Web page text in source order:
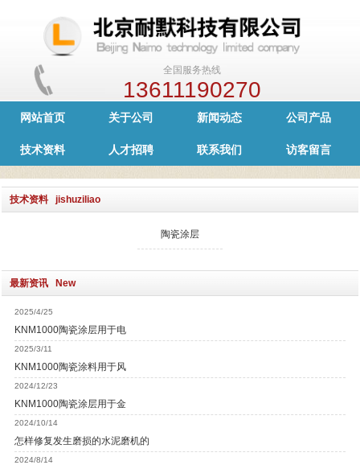
全国服务热线
13611190270
网站首页 关于公司 新闻动态 公司产品
技术资料 人才招聘 联系我们 访客留言
技术资料 jishuziliao
陶瓷涂层
最新资讯 New
2025/4/25
KNM1000陶瓷涂层用于电
2025/3/11
KNM1000陶瓷涂料用于风
2024/12/23
KNM1000陶瓷涂层用于金
2024/10/14
怎样修复发生磨损的水泥磨机的
2024/8/14